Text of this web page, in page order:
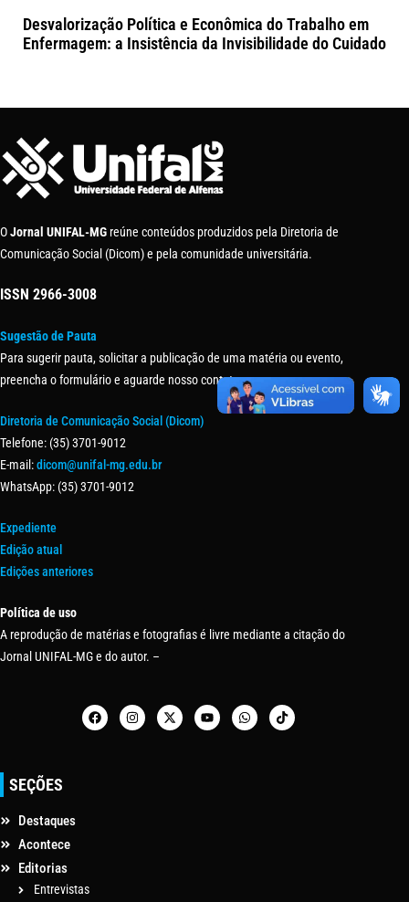
Desvalorização Política e Econômica do Trabalho em
Enfermagem: a Insistência da Invisibilidade do Cuidado
OJornal UNIFAL-MG reúne conteúdos produzidos pela Diretoria de
Comunicação Social (Dicom) e pela comunidade universitária.
ISSN 2966-3008
Sugestão de Pauta
Para sugerir pauta, solicitar a publicação de uma matéria ou evento,
preencha o formulário e aguarde nosso contato.
Diretoria de Comunicação Social (Dicom)
Telefone: (35) 3701-9012
E-mail:dicom@unifal-mg.edu.br
WhatsApp: (35) 3701-9012
Expediente
Edição atual
Edições anteriores
Política de uso
A reprodução de matérias e fotografias é livre mediante a citação do
Jornal UNIFAL-MG e do autor. –
SEÇÕES
Destaques
Acontece
Editorias
Entrevistas